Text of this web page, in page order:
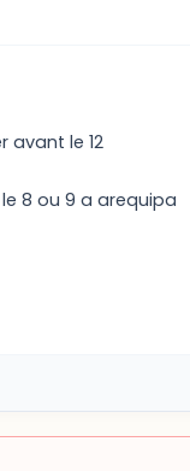
avant le 12
8 ou 9 a arequipa